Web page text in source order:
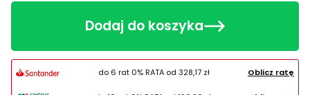
Dodaj do koszyka
do 6 rat 0% RATA od 328,17 zł Oblicz ratę